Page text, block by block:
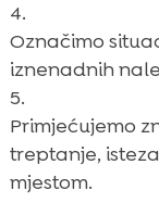
Označimo
iznenadnih
Primjećujemo
treptanje,
mjestom.